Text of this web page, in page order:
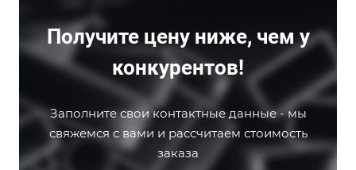
Получите цену ниже, чем у
конкурентов!
Заполните свои контактные данные - мы
свяжемся с вами и рассчитаем стоимость
заказа